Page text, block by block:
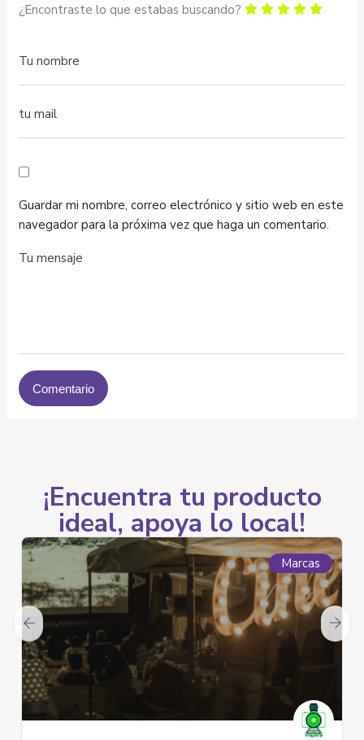
¿Encontraste lo que estabas buscando?
Guardar mi nombre, correo electrónico y sitio web en este
navegador para la próxima vez que haga un comentario.
¡Encuentra tu producto
ideal, apoya lo local!
Marcas